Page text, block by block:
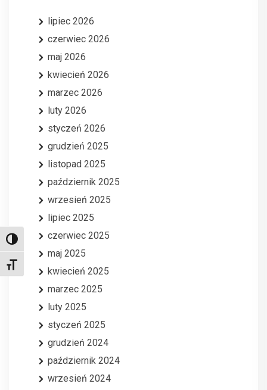
Toggle High Contrast
Toggle Font size
lipiec 2026
czerwiec 2026
maj 2026
kwiecień 2026
marzec 2026
luty 2026
styczeń 2026
grudzień 2025
listopad 2025
październik 2025
wrzesień 2025
lipiec 2025
czerwiec 2025
maj 2025
kwiecień 2025
marzec 2025
luty 2025
styczeń 2025
grudzień 2024
październik 2024
wrzesień 2024